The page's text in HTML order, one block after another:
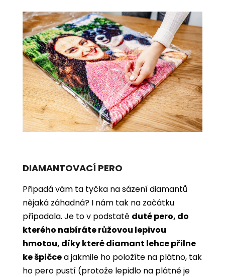
DIAMANTOVACÍ PERO
Připadá vám ta tyčka na sázení diamantů
nějaká záhadná? I nám tak na začátku
připadala. Je to v podstatě duté pero, do
kterého nabíráte růžovou lepivou
hmotou, díky které diamant lehce přilne
ke špičcea jakmile ho položíte na plátno, tak
ho pero pustí (protože lepidlo na plátně je